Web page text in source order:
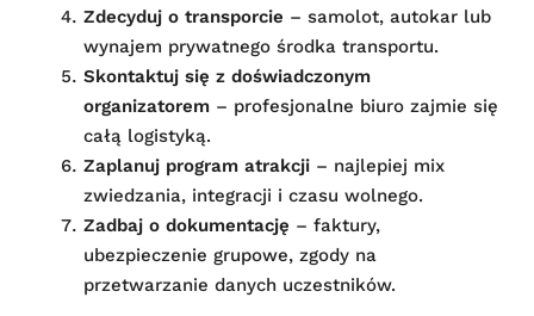
Zdecyduj o transporcie – samolot, autokar lub
wynajem prywatnego środka transportu.
Skontaktuj się z doświadczonym
organizatorem – profesjonalne biuro zajmie się
całą logistyką.
Zaplanuj program atrakcji – najlepiej mix
zwiedzania, integracji i czasu wolnego.
Zadbaj o dokumentację – faktury,
ubezpieczenie grupowe, zgody na
przetwarzanie danych uczestników.